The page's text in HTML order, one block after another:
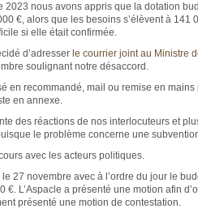
2023 nous avons appris que la dotation
€, alors que les besoins s’élèvent à 141
si elle était confirmée.
d’adresser le courrier joint au Ministre
soulignant notre désaccord.
en recommandé, mail ou remise en mains
en annexe.
des réactions de nos interlocuteurs et
le problème concerne une
avec les acteurs politiques.
27 novembre avec à l’ordre du jour le
L’Aspacle a présenté une motion afin
présenté une motion de contestation.